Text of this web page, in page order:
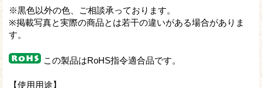
※黒色以外の色、ご相談承っております。
※掲載写真と実際の商品とは若干の違いがある場合がありま
す。
この製品はRoHS指令適合品です。
【使用用途】